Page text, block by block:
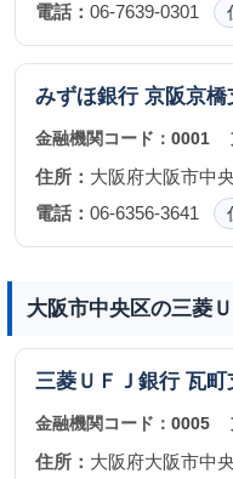
電話： 06-7639-0301
みずほ銀行 京阪京橋
金融機関コード： 0001
住所： 大阪府大阪市中
電話： 06-6356-3641
大阪市中央区の三菱
三菱ＵＦＪ銀行 瓦町
金融機関コード： 0005
住所： 大阪府大阪市中